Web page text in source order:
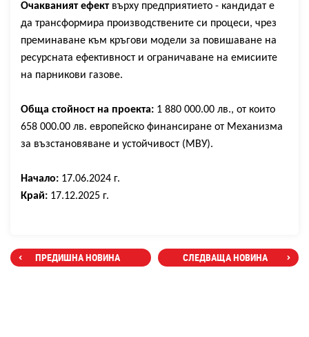
Очакваният ефект върху предприятието - кандидат е
да трансформира производствените си процеси, чрез
преминаване към кръгови модели за повишаване на
ресурсната ефективност и ограничаване на емисиите
на парникови газове.
Обща стойност на проекта: 1 880 000.00 лв., от които
658 000.00 лв. европейско финансиране от Механизма
за възстановяване и устойчивост (МВУ).
Начало: 17.06.2024 г.
Край: 17.12.2025 г.
ПРЕДИШНА НОВИНА СЛЕДВАЩА НОВИНА